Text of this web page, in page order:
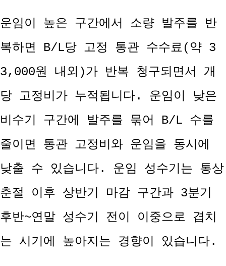
운임이 높은 구간에서 소량 발주를 반
복하면 B/L당 고정 통관 수수료(약 3
3,000원 내외)가 반복 청구되면서 개
당 고정비가 누적됩니다. 운임이 낮은
비수기 구간에 발주를 묶어 B/L 수를
줄이면 통관 고정비와 운임을 동시에
낮출 수 있습니다. 운임 성수기는 통상
춘절 이후 상반기 마감 구간과 3분기
후반~연말 성수기 전이 이중으로 겹치
는 시기에 높아지는 경향이 있습니다.